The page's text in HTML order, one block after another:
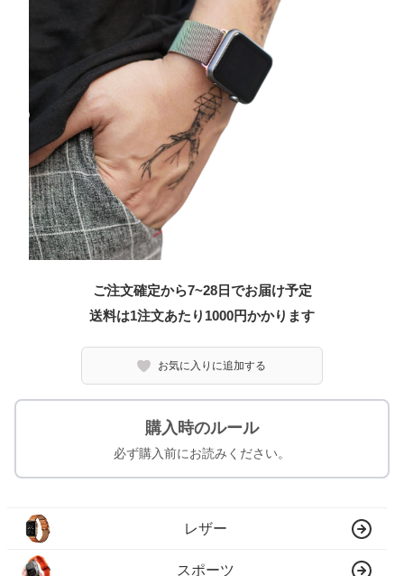
ご注文確定から7~28日でお届け予定
送料は1注文あたり 1000円かかります
お気に入りに追加する
購入時のルール
必ず購入前にお読みください。
レザー
スポーツ